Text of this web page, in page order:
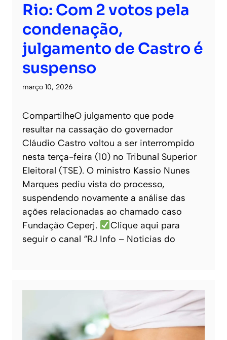
Rio: Com 2 votos pela
condenação,
julgamento de Castro é
suspenso
março 10, 2026
CompartilheO julgamento que pode
resultar na cassação do governador
Cláudio Castro voltou a ser interrompido
nesta terça-feira (10) no Tribunal Superior
Eleitoral (TSE). O ministro Kassio Nunes
Marques pediu vista do processo,
suspendendo novamente a análise das
ações relacionadas ao chamado caso
Fundação Ceperj.
Clique aqui para
seguir o canal “RJ Info – Noticias do